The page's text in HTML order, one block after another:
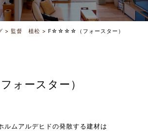
監督 植松 F☆☆☆☆（フォースター）
ースター）
ルムアルデヒドの発散する建材は